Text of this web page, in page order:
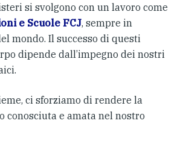
si svolgono con un lavoro come
e Scuole FCJ, sempre in
mondo. Il successo di questi
dipende dall’impegno dei nostri
ci sforziamo di rendere la
conosciuta e amata nel nostro